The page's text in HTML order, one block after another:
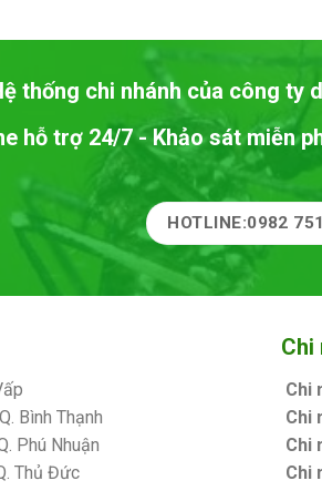
thống chi nhánh của công ty
hỗ trợ 24/7 - Khảo sát miễn
HOTLINE:0982
Bình Thạnh
Phú Nhuận
Thủ Đức
Chi
Chi
Chi
Chi
Chi